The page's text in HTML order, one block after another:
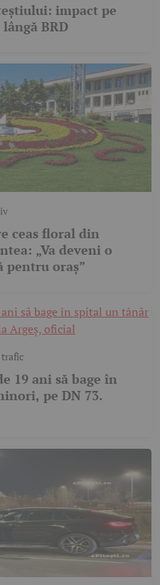
impact pe
BRD
ceas floral din
„Va deveni o
pentru oraș”
trafic
19 ani să bage în
pe DN 73.